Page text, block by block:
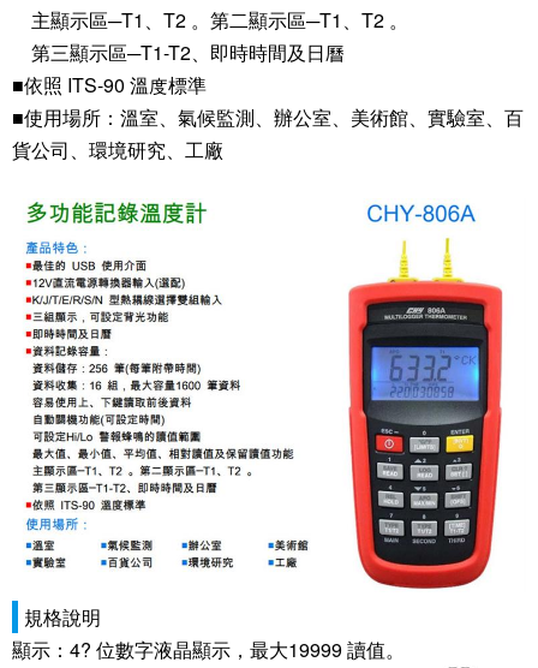
主顯示區─T1、T2 。第二顯示區─T1、T2 。
第三顯示區─T1-T2、即時時間及日曆
■依照 ITS-90 溫度標準
■使用場所：溫室、氣候監測、辦公室、美術館、實驗室、百
貨公司、環境研究、工廠
規格說明
顯示：4? 位數字液晶顯示，最大19999 讀值。